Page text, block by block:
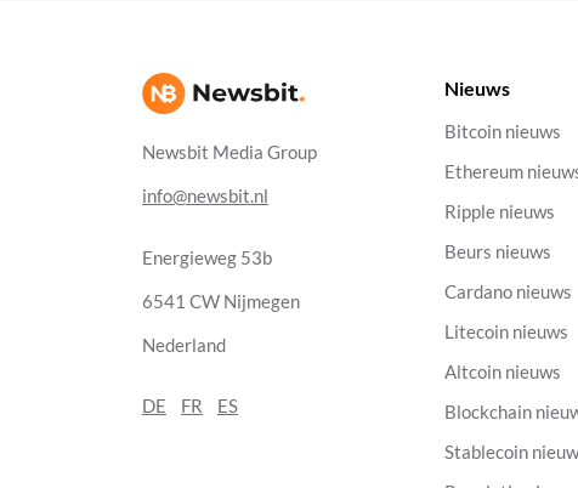
Newsbit Media Group
info@newsbit.nl
Energieweg 53b
6541 CW Nijmegen
Nederland
DE FR ES
Nieuws
Bitcoin nieuws
Ethereum
Ripple nieuws
Beurs nieuws
Cardano nieuws
Litecoin nieuws
Altcoin nieuws
Blockchain
Stablecoin